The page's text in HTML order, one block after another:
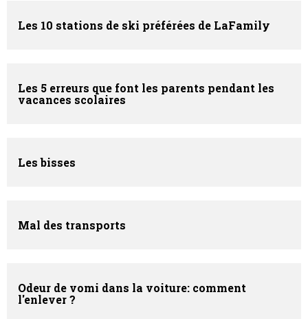
Les 10 stations de ski préférées de LaFamily
Les 5 erreurs que font les parents pendant les
vacances scolaires
Les bisses
Mal des transports
Odeur de vomi dans la voiture: comment
l'enlever ?